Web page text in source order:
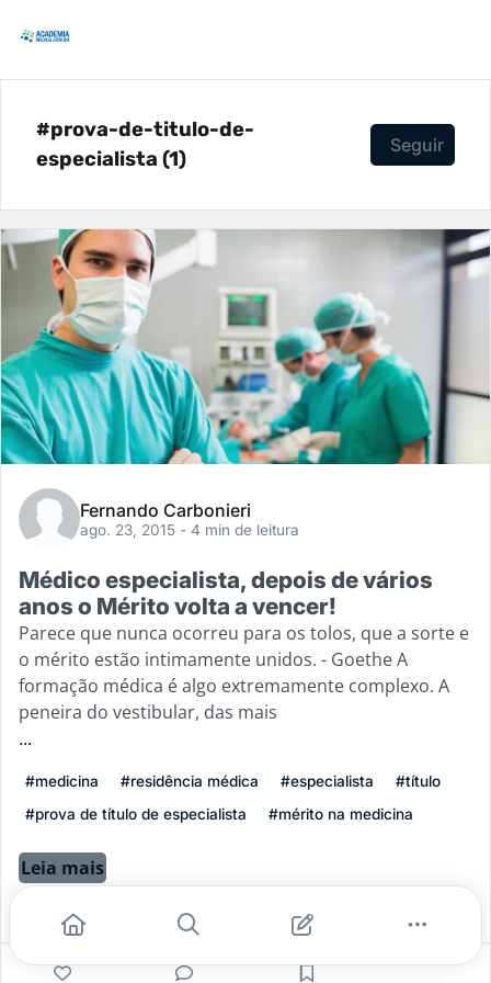
#prova-de-titulo-de-
especialista (1)
Seguir
Fernando Carbonieri
ago. 23, 2015 - 4 min de leitura
Médico especialista, depois de vários
anos o Mérito volta a vencer!
Parece que nunca ocorreu para os tolos, que a sorte e
o mérito estão intimamente unidos. - Goethe A
formação médica é algo extremamente complexo. A
peneira do vestibular, das mais
...
#medicina #residência médica #especialista
#título
#prova de título de especialista
#mérito na medicina
Leia mais